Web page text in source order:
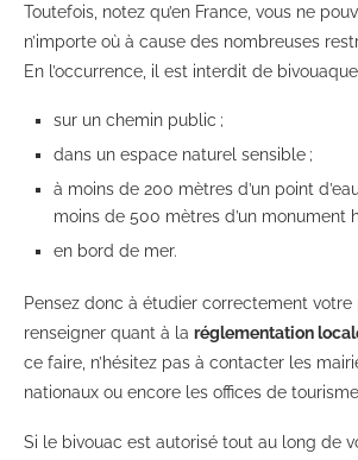
Toutefois, notez qu’en France, vous ne
n’importe où à cause des nombreuses
En l’occurrence, il est interdit de
sur un chemin public ;
dans un espace naturel sensible ;
à moins de 200 mètres d’un point
moins de 500 mètres d’un monument
en bord de mer.
Pensez donc à étudier correctement votre
renseigner quant à la réglementation
ce faire, n’hésitez pas à contacter les
nationaux ou encore les offices de
Si le bivouac est autorisé tout au long de